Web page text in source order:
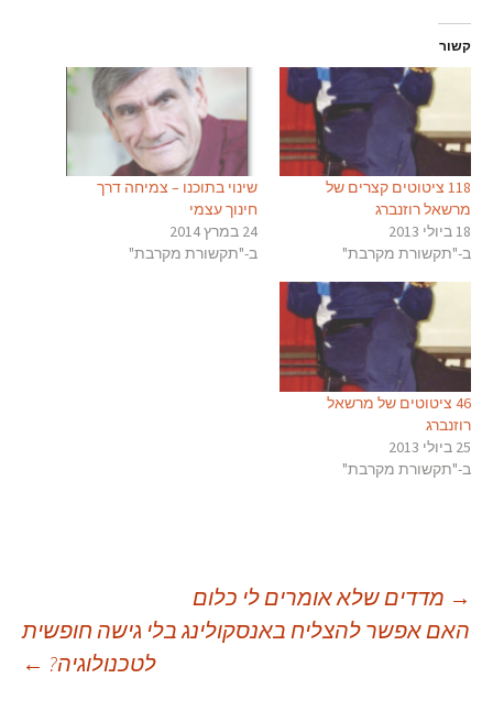
קשור
118 ציטוטים קצרים של
מרשאל רוזנברג
18 ביולי 2013
ב-"תקשורת מקרבת"
שינוי בתוכנו – צמיחה דרך
חינוך עצמי
24 במרץ 2014
ב-"תקשורת מקרבת"
46 ציטוטים של מרשאל
רוזנברג
25 ביולי 2013
ב-"תקשורת מקרבת"
ניווט
→ מדדים שלא אומרים לי כלום
האם אפשר להצליח באנסקולינג בלי גישה חופשית
לטכנולוגיה? ←